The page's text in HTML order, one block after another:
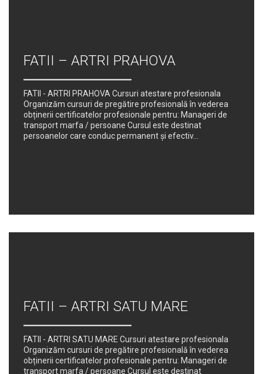
FATII – ARTRI PRAHOVA
FATII - ARTRI PRAHOVA Cursuri atestare profesionala
Organizăm cursuri de pregătire profesională în vederea
obținerii certificatelor profesionale pentru: Manageri de
transport marfa / persoane Cursul este destinat
persoanelor care conduc permanent şi efectiv...
FATII – ARTRI SATU MARE
FATII - ARTRI SATU MARE Cursuri atestare profesionala
Organizăm cursuri de pregătire profesională în vederea
obținerii certificatelor profesionale pentru: Manageri de
transport marfa / persoane Cursul este destinat